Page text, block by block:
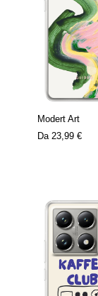
Modert Art
Da 23,99 €